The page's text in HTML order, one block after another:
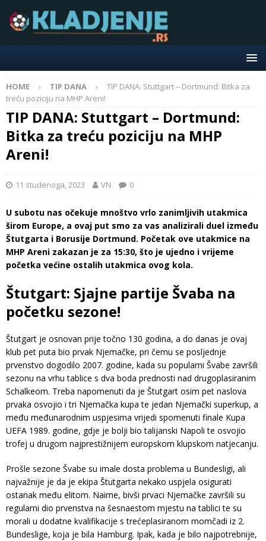
HOME TIP DANA
TIP DANA: Stuttgart – Dortmund: Bitka za
treću poziciju na MHP Areni!
TIP DANA: Stuttgart – Dortmund:
Bitka za treću poziciju na MHP
Areni!
11 studenoga, 2023 VN 0
U subotu nas očekuje mnoštvo vrlo zanimljivih utakmica
širom Europe, a ovaj put smo za vas analizirali duel između
Štutgarta i Borusije Dortmund. Početak ove utakmice na
MHP Areni zakazan je za 15:30, što je ujedno i vrijeme
početka većine ostalih utakmica ovog kola.
Štutgart: Sjajne partije Švaba na
početku sezone!
Štutgart je osnovan prije točno 130 godina, a do danas je ovaj
klub pet puta bio prvak Njemačke, pri čemu se posljednje
prvenstvo dogodilo 2007. godine, kada su popularni Švabe završili
sezonu na vrhu tablice s dva boda prednosti nad drugoplasiranim
Schalkeom. Treba napomenuti da je Štutgart osim pet naslova
prvaka osvojio i tri Njemačka kupa te jedan Njemački superkup, a
među međunarodnim uspjesima vrijedi spomenuti finale Kupa
UEFA 1989. godine, gdje je bolji bio talijanski Napoli te osvojio
trofej u drugom najprestižnijem europskom klupskom natjecanju.
Prošle sezone Švabe su imale dosta problema u Bundesligi, ali
najvažnije je da je ekipa Štutgarta nekako uspjela osigurati
ostanak među elitom. Naime, bivši prvaci Njemačke završili su
regularni dio prvenstva na šesnaestom mjestu na tablici te su
morali u dodatne kvalifikacije s trećeplasiranom momčadi iz 2.
Bundeslige, koja je bila Hamburg. Ipak, kada je bilo najpotrebnije,